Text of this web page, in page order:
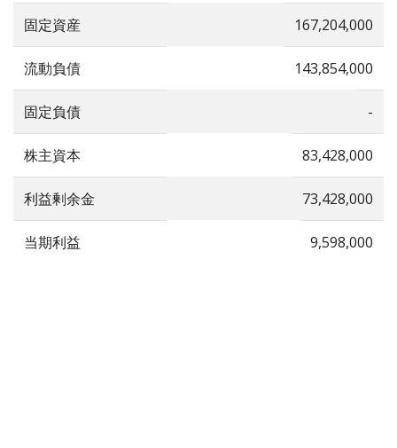
固定資産 167,204,000
流動負債 143,854,000
固定負債 -
株主資本 83,428,000
利益剰余金 73,428,000
当期利益 9,598,000